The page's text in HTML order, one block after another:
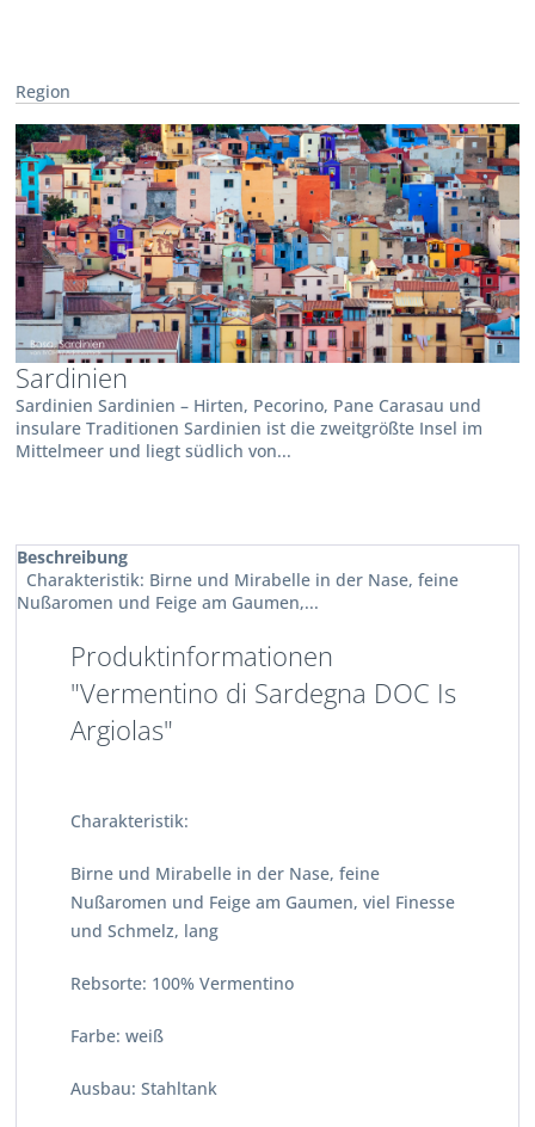
Region
Sardinien
Sardinien Sardinien – Hirten, Pecorino, Pane Carasau und
insulare Traditionen Sardinien ist die zweitgrößte Insel im
Mittelmeer und liegt südlich von...
Beschreibung
Charakteristik: Birne und Mirabelle in der Nase, feine
Nußaromen und Feige am Gaumen,...
Produktinformationen
"Vermentino di Sardegna DOC Is
Argiolas"
Charakteristik:
Birne und Mirabelle in der Nase, feine
Nußaromen und Feige am Gaumen, viel Finesse
und Schmelz, lang
Rebsorte: 100% Vermentino
Farbe: weiß
Ausbau: Stahltank